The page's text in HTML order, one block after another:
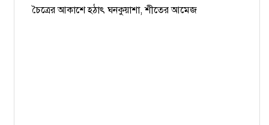
চৈত্রের আকাশে হঠাৎ ঘনকুয়াশা, শীতের আমেজ